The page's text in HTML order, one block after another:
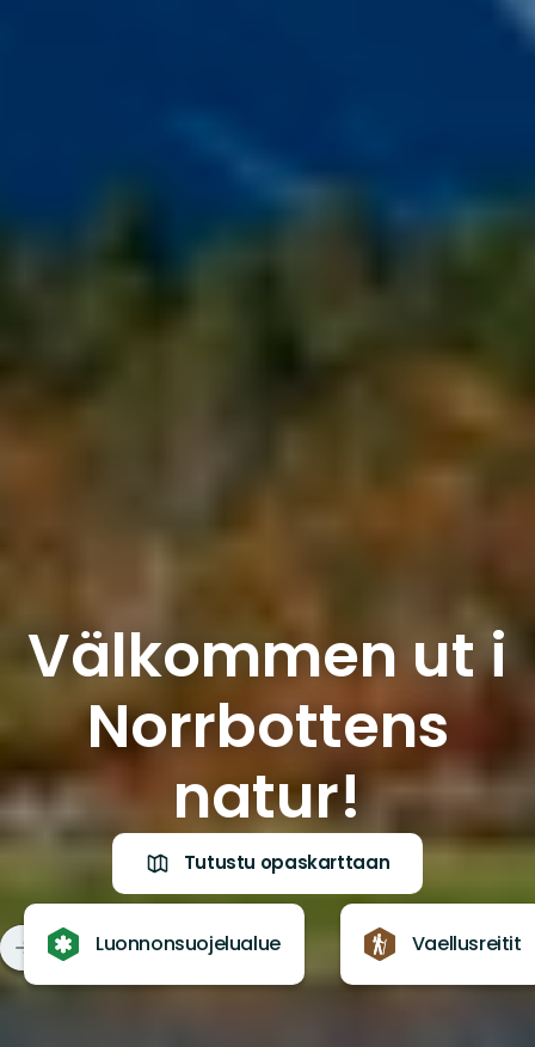
Välkommen ut i
Norrbottens
natur!
Tutustu opaskarttaan
Luonnonsuojelualue Vaellusreitit